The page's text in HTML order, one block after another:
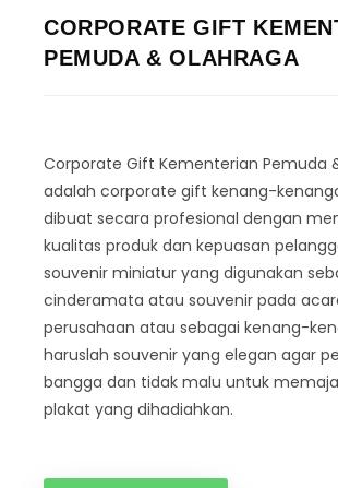
CORPORATE GIFT
PEMUDA & OLAHRAGA
Corporate Gift Kementerian Pemuda
adalah corporate gift kenang-
dibuat secara profesional dengan
kualitas produk dan kepuasan
souvenir miniatur yang digunakan
cinderamata atau souvenir pada
perusahaan atau sebagai kenang-
haruslah souvenir yang elegan agar
bangga dan tidak malu untuk
plakat yang dihadiahkan.